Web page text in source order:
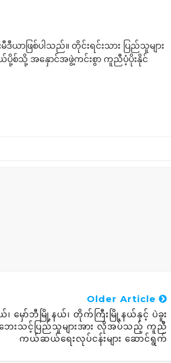
ာဖြစ်ပါသည်။ တိုင်းရင်းသား ပြည်သူများ
ယ်ပို့စ်သို့ အနှောင်အဖွဲ့ကင်းစွာ ကူညီပံ့ပိုးနိုင်
Older Article
မှော်ဘီမြို့နယ်၊ တိုက်ကြီးမြို့နယ်နှင့် ပဲခူး
ေးသင့်ပြည်သူများအား လိုအပ်သည့် ကူညီ
ကယ်ဆယ်ရေးလုပ်ငန်းများ ဆောင်ရွက်